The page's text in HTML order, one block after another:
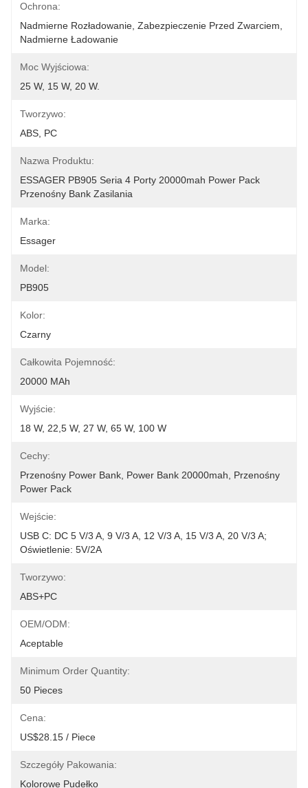
Ochrona:
Nadmierne Rozładowanie, Zabezpieczenie Przed Zwarciem,
Nadmierne Ładowanie
Moc Wyjściowa:
25 W, 15 W, 20 W.
Tworzywo:
ABS, PC
Nazwa Produktu:
ESSAGER PB905 Seria 4 Porty 20000mah Power Pack
Przenośny Bank Zasilania
Marka:
Essager
Model:
PB905
Kolor:
Czarny
Całkowita Pojemność:
20000 MAh
Wyjście:
18 W, 22,5 W, 27 W, 65 W, 100 W
Cechy:
Przenośny Power Bank, Power Bank 20000mah, Przenośny
Power Pack
Wejście:
USB C: DC 5 V/3 A, 9 V/3 A, 12 V/3 A, 15 V/3 A, 20 V/3 A;
Oświetlenie: 5V/2A
Tworzywo:
ABS+PC
OEM/ODM:
Aceptable
Minimum Order Quantity:
50 Pieces
Cena:
US$28.15 / Piece
Szczegóły Pakowania:
Kolorowe Pudełko